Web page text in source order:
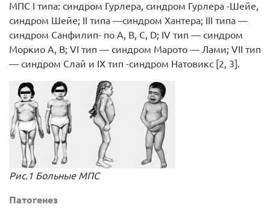
МПС I типа: синдром Гурлера, синдром Гурлера -Шейе,
синдром Шейе; II типа —синдром Хантера; III типа —
синдром Санфилип- по А, В, С, D; IV тип — синдром
Моркио А, В; VI тип — синдром Марото — Лами; VII тип
— синдром Слай и IX тип -синдром Натовикс [2, 3].
Рис.1 Больные МПС
Патогенез